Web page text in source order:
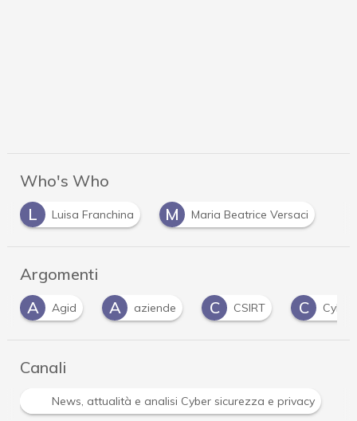
Who's Who
L
Luisa Franchina M Maria Beatrice Versaci
Argomenti
A
Agid A aziende C CSIRT C Cyber
Canali
News, attualità e analisi Cyber sicurezza e privacy